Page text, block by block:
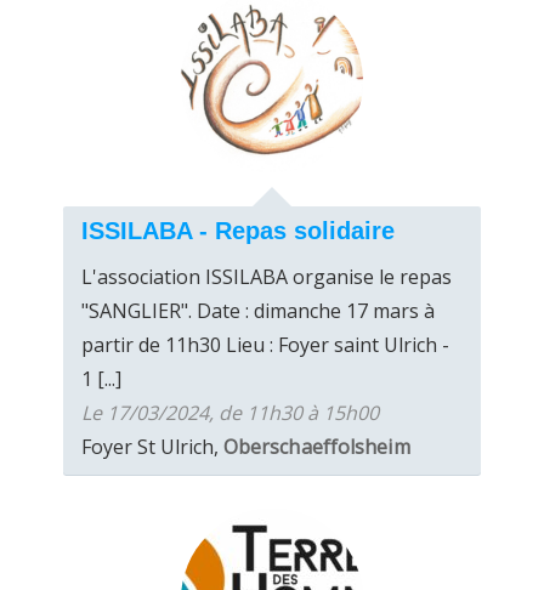
ISSILABA - Repas solidaire
L'association ISSILABA organise le repas
"SANGLIER". Date : dimanche 17 mars à
partir de 11h30 Lieu : Foyer saint Ulrich -
1 [...]
Le 17/03/2024, de 11h30 à 15h00
Foyer St Ulrich, Oberschaeffolsheim